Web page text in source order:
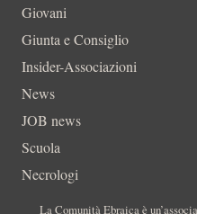
Giovani
Giunta e Consiglio
Insider-Associazioni
News
JOB news
Scuola
Necrologi
La Comunità Ebraica è